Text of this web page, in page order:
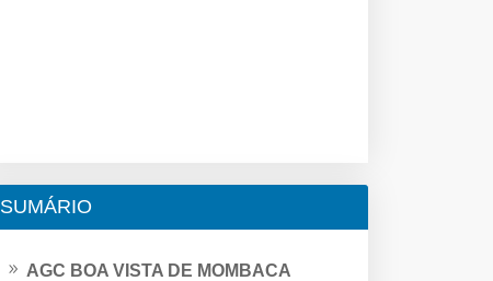
SUMÁRIO
AGC BOA VISTA DE MOMBACA